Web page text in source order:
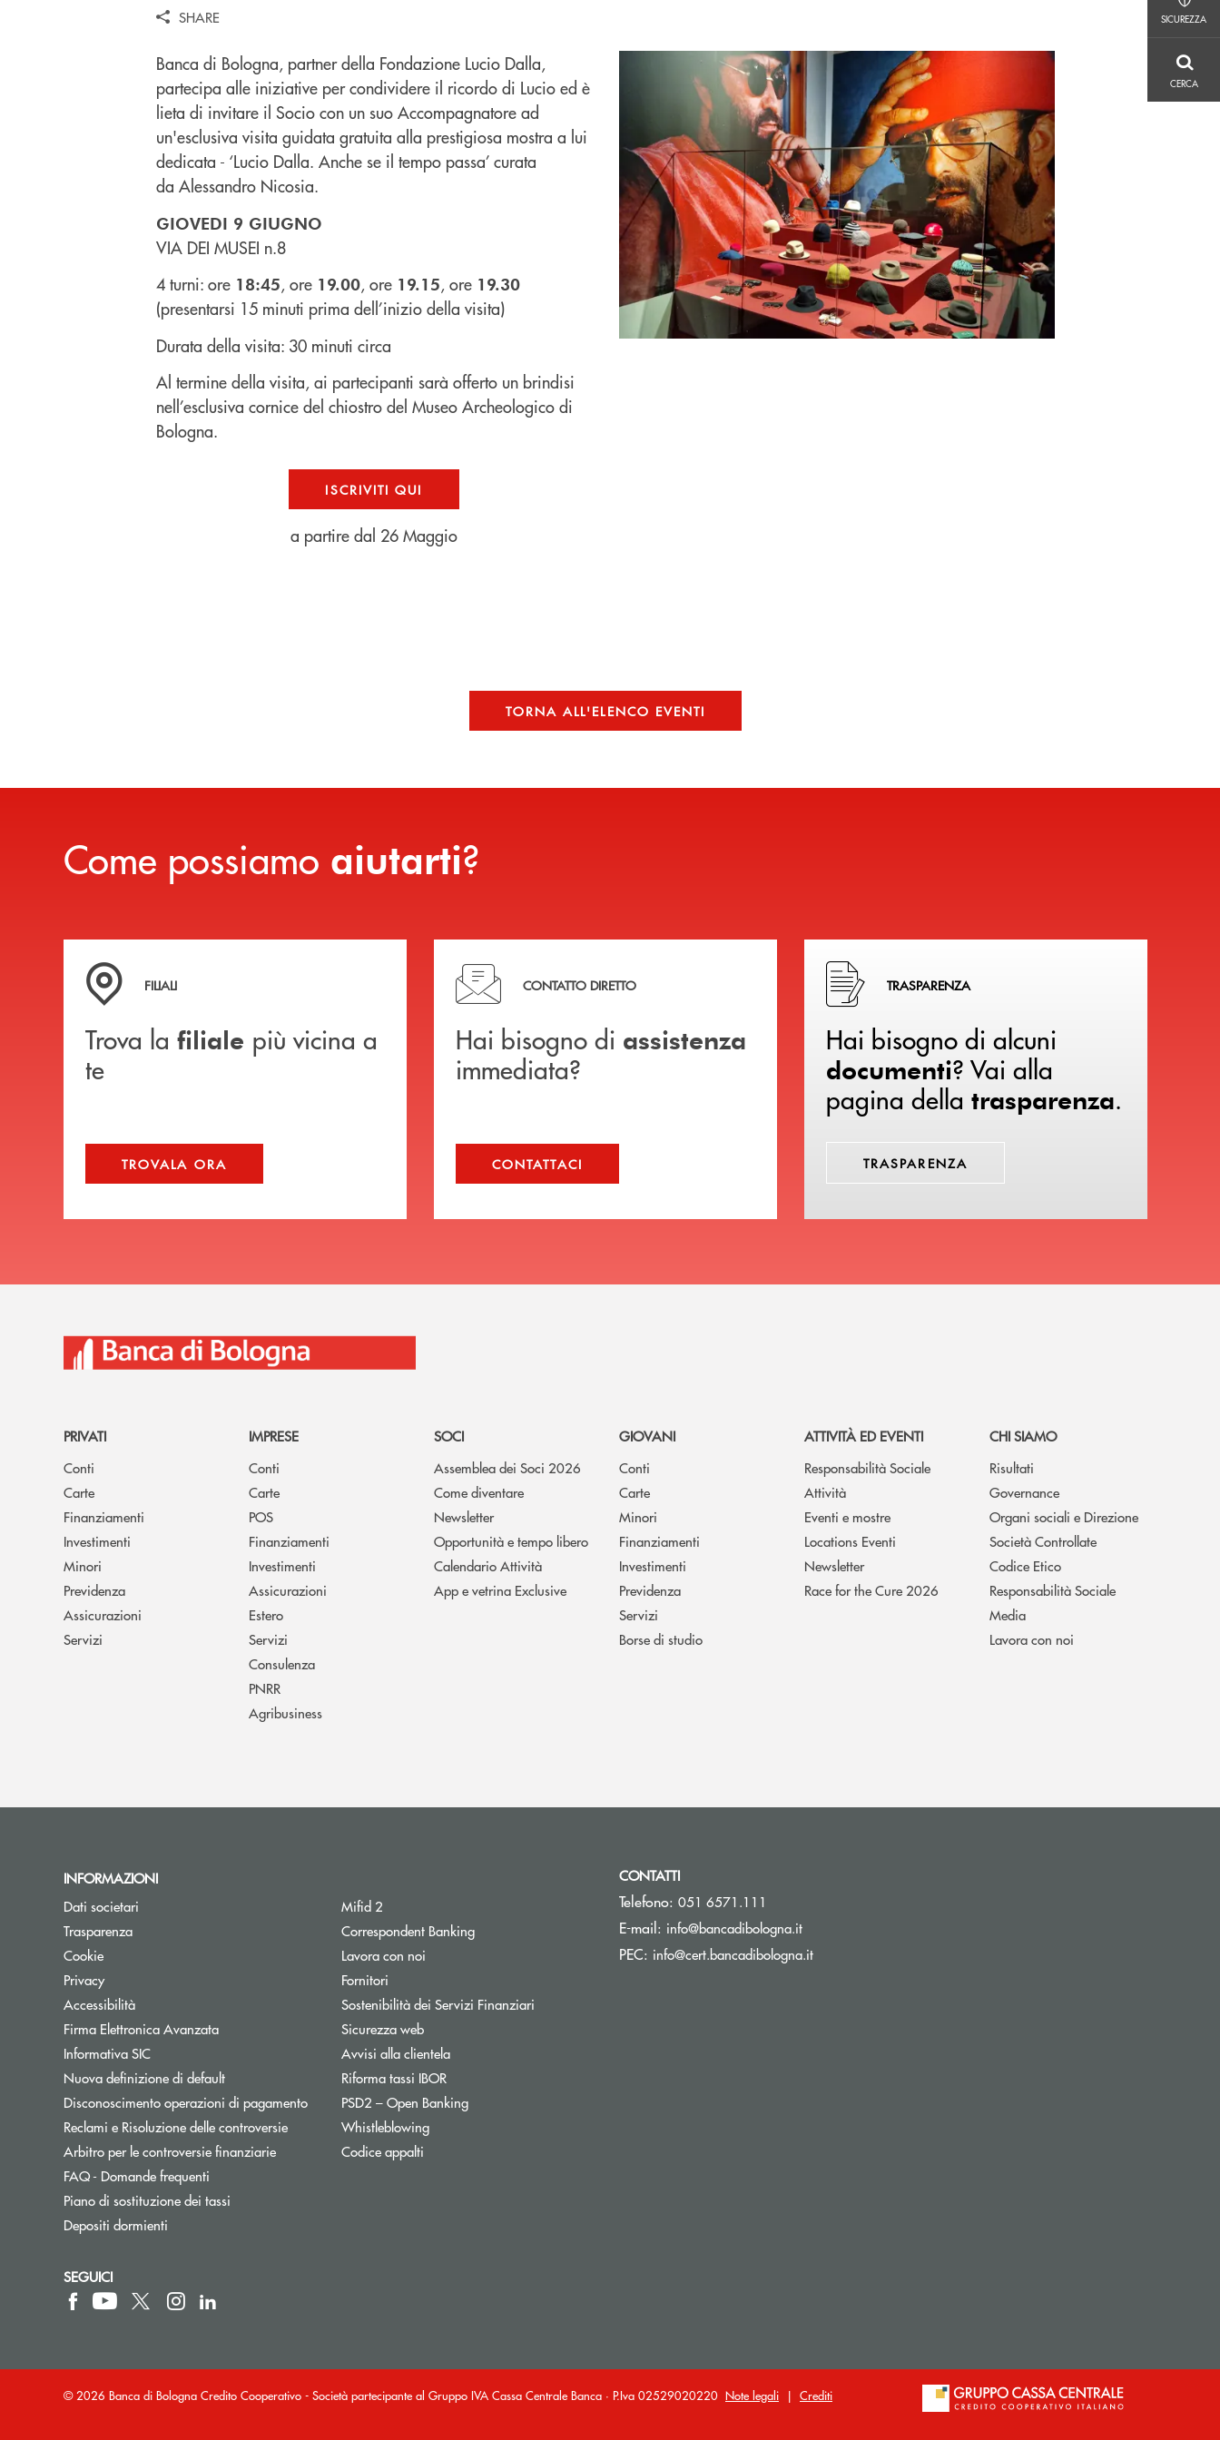
SICUREZZA
CERCA
SHARE
Banca di Bologna, partner della Fondazione Lucio Dalla,
partecipa alle iniziative per condividere il ricordo di Lucio ed è
lieta di invitare il Socio con un suo Accompagnatore ad
un'esclusiva visita guidata gratuita alla prestigiosa mostra a lui
dedicata - ‘Lucio Dalla. Anche se il tempo passa’ curata
da Alessandro Nicosia.
GIOVEDI 9 GIUGNO
VIA DEI MUSEI n.8
4 turni: ore 18:45, ore 19.00, ore 19.15, ore 19.30
(presentarsi 15 minuti prima dell’inizio della visita)
Durata della visita: 30 minuti circa
Al termine della visita, ai partecipanti sarà offerto un brindisi
nell’esclusiva cornice del chiostro del Museo Archeologico di
Bologna.
ISCRIVITI QUI
a partire dal 26 Maggio
TORNA ALL'ELENCO EVENTI
Come possiamo aiutarti?
Trova la filiale più vicina a te
FILIALI
Trova la filiale più vicina a
te
TROVALA ORA
Hai bisogno di assistenza immediata?
CONTATTO DIRETTO
Hai bisogno di assistenza
immediata?
CONTATTACI
Hai bisogno di alcuni documenti ? Vai alla pagina della
TRASPARENZA
Hai bisogno di alcuni
documenti? Vai alla
pagina della trasparenza.
TRASPARENZA
PRIVATI
Conti
Carte
Finanziamenti
Investimenti
Minori
Previdenza
Assicurazioni
Servizi
IMPRESE
Conti
Carte
POS
Finanziamenti
Investimenti
Assicurazioni
Estero
Servizi
Consulenza
PNRR
Agribusiness
SOCI
Assemblea dei Soci 2026
Come diventare
Newsletter
Opportunità e tempo libero
Calendario Attività
App e vetrina Exclusive
GIOVANI
Conti
Carte
Minori
Finanziamenti
Investimenti
Previdenza
Servizi
Borse di studio
ATTIVITÀ ED EVENTI
Responsabilità Sociale
Attività
Eventi e mostre
Locations Eventi
Newsletter
Race for the Cure 2026
CHI SIAMO
Risultati
Governance
Organi sociali e Direzione
Società Controllate
Codice Etico
Responsabilità Sociale
Media
Lavora con noi
INFORMAZIONI
Dati societari
Trasparenza
Cookie
Privacy
Accessibilità
Firma Elettronica Avanzata
Informativa SIC
Nuova definizione di default
Disconoscimento operazioni di pagamento
Reclami e Risoluzione delle controversie
Arbitro per le controversie finanziarieApre una nuova finestra
FAQ - Domande frequenti
Piano di sostituzione dei tassi
Depositi dormienti
Mifid 2
Correspondent Banking
Lavora con noi
Fornitori
Sostenibilità dei Servizi Finanziari
Sicurezza web
Avvisi alla clientela
Riforma tassi IBOR
PSD2 – Open BankingApre una nuova finestra
Whistleblowing
Codice appalti
CONTATTI
Telefono: 051 6571.111
E-mail: info@bancadibologna.it(si apre l’app di posta elettronica)
PEC: info@cert.bancadibologna.it(si apre l’app di posta elettronica)
SEGUICI
© 2026 Banca di Bologna Credito Cooperativo - Società partecipante al Gruppo IVA Cassa Centrale Banca · P.Iva 02529020220 Note legali | Crediti